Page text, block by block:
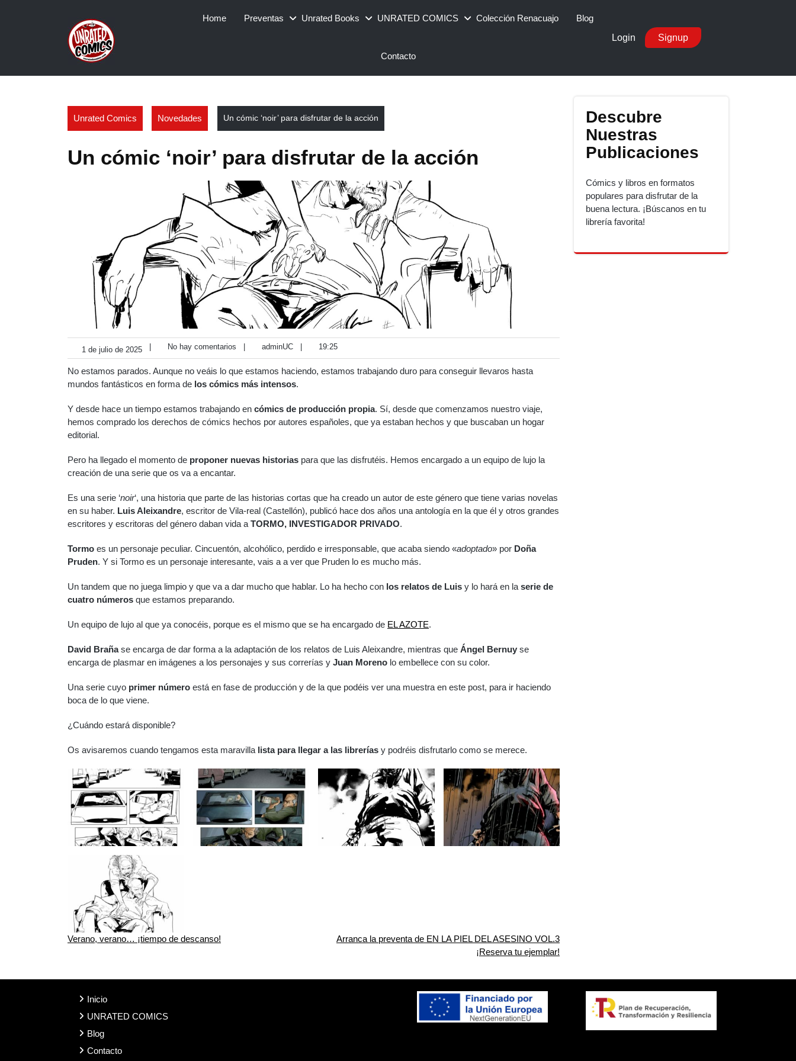
Home Preventas Unrated Books UNRATED COMICS Colección Renacuajo Blog
Contacto
Login Signup
Unrated Comics Novedades Un cómic ‘noir’ para disfrutar de la acción
Un cómic ‘noir’ para disfrutar de la acción
1 de julio de 2025 No hay comentarios adminUC 19:25
No estamos parados. Aunque no veáis lo que estamos haciendo, estamos trabajando duro para conseguir llevaros hasta
mundos fantásticos en forma de los cómics más intensos.
Y desde hace un tiempo estamos trabajando en cómics de producción propia. Sí, desde que comenzamos nuestro viaje,
hemos comprado los derechos de cómics hechos por autores españoles, que ya estaban hechos y que buscaban un hogar
editorial.
Pero ha llegado el momento de proponer nuevas historias para que las disfrutéis. Hemos encargado a un equipo de lujo la
creación de una serie que os va a encantar.
Es una serie ‘noir‘, una historia que parte de las historias cortas que ha creado un autor de este género que tiene varias novelas
en su haber. Luis Aleixandre, escritor de Vila-real (Castellón), publicó hace dos años una antología en la que él y otros grandes
escritores y escritoras del género daban vida a TORMO, INVESTIGADOR PRIVADO.
Tormo es un personaje peculiar. Cincuentón, alcohólico, perdido e irresponsable, que acaba siendo «adoptado» por Doña
Pruden. Y si Tormo es un personaje interesante, vais a a ver que Pruden lo es mucho más.
Un tandem que no juega limpio y que va a dar mucho que hablar. Lo ha hecho con los relatos de Luis y lo hará en la serie de
cuatro números que estamos preparando.
Un equipo de lujo al que ya conocéis, porque es el mismo que se ha encargado de EL AZOTE.
David Brañase encarga de dar forma a la adaptación de los relatos de Luis Aleixandre, mientras que Ángel Bernuy se
encarga de plasmar en imágenes a los personajes y sus correrías y Juan Moreno lo embellece con su color.
Una serie cuyo primer número está en fase de producción y de la que podéis ver una muestra en este post, para ir haciendo
boca de lo que viene.
¿Cuándo estará disponible?
Os avisaremos cuando tengamos esta maravilla lista para llegar a las librerías y podréis disfrutarlo como se merece.
Navegación
entradas
Verano, verano… ¡tiempo de descanso!
Arranca la preventa de EN LA PIEL DEL ASESINO VOL.3
¡Reserva tu ejemplar!
Descubre
Nuestras
Publicaciones
Cómics y libros en formatos
populares para disfrutar de la
buena lectura. ¡Búscanos en tu
librería favorita!
Inicio
UNRATED COMICS
Blog
Contacto